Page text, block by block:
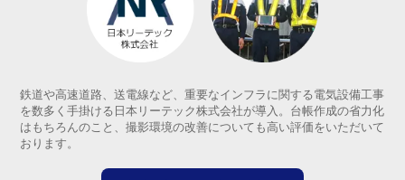
鉄道や高速道路、送電線など、重要なインフラに関する電気設備工事
を数多く手掛ける日本リーテック株式会社が導入。台帳作成の省力化
はもちろんのこと、撮影環境の改善についても高い評価をいただいて
おります。